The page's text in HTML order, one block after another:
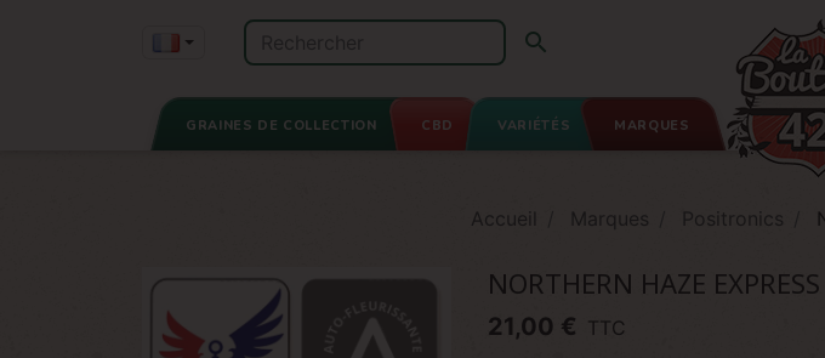

GRAINES DE COLLECTION CBD VARIÉTÉS MARQUES
Accueil Marques Positronics
NORTHERN HAZE
21,00 € TTC